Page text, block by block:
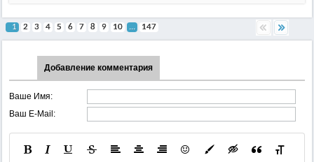
1 2 3 4 5 6 7 8 9 10 ... 147
Добавление комментария
Ваше Имя:
Ваш E-Mail: